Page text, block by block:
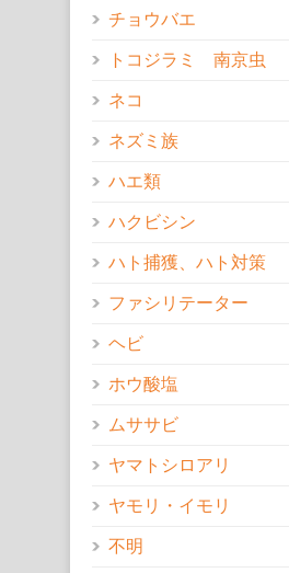
チョウバエ
トコジラミ 南京虫
ネコ
ネズミ族
ハエ類
ハクビシン
ハト捕獲、ハト対策
ファシリテーター
ヘビ
ホウ酸塩
ムササビ
ヤマトシロアリ
ヤモリ・イモリ
不明